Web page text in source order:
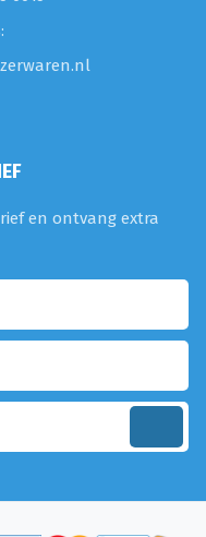
en ontvang extra